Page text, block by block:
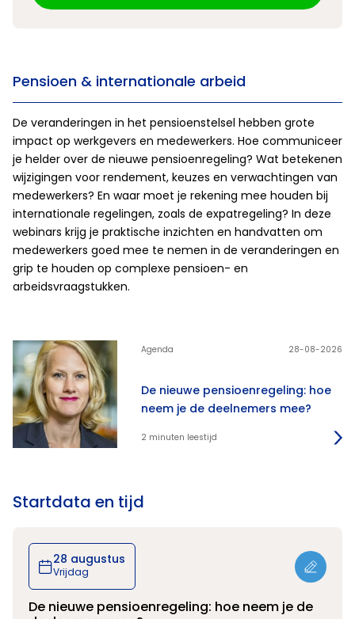
Pensioen & internationale arbeid
De veranderingen in het pensioenstelsel hebben grote
impact op werkgevers en medewerkers. Hoe communiceer
je helder over de nieuwe pensioenregeling? Wat betekenen
wijzigingen voor rendement, keuzes en verwachtingen van
medewerkers? En waar moet je rekening mee houden bij
internationale regelingen, zoals de expatregeling? In deze
webinars krijg je praktische inzichten en handvatten om
medewerkers goed mee te nemen in de veranderingen en
grip te houden op complexe pensioen- en
arbeidsvraagstukken.
De nieuwe pensioenregeling: hoe
neem je de deelnemers mee?
Agenda 28-08-2026
2 minuten leestijd
Startdata en tijd
28 augustus
Vrijdag
De nieuwe pensioenregeling: hoe neem je de